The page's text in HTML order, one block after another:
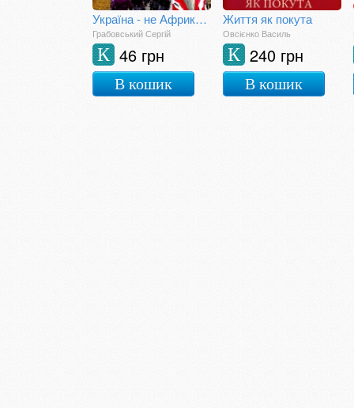
Україна - не Африка? "Білі негри" у пошуках самих себе
Грабовський Сергій
46 грн
К
В кошик
Життя як покута
Овсієнко Василь
240 грн
К
В кошик